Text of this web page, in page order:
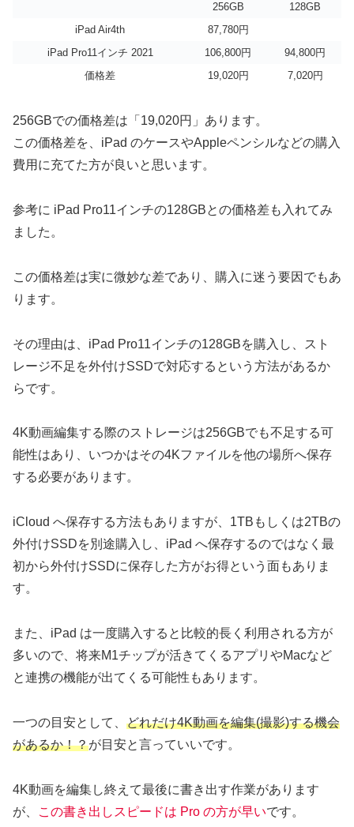
256GB
128GB
iPad Air4th
87,780円
iPad Pro11インチ 2021
106,800円
94,800円
価格差
19,020円 7,020円
256GBでの価格差は「19,020円」あります。
この価格差を、iPad のケースやAppleペンシルなどの購入
費用に充てた方が良いと思います。
参考に iPad Pro11インチの128GBとの価格差も入れてみ
ました。
この価格差は実に微妙な差であり、購入に迷う要因でもあ
ります。
その理由は、iPad Pro11インチの128GBを購入し、スト
レージ不足を外付けSSDで対応するという方法があるか
らです。
4K動画編集する際のストレージは256GBでも不足する可
能性はあり、いつかはその4Kファイルを他の場所へ保存
する必要があります。
iCloud へ保存する方法もありますが、1TBもしくは2TBの
外付けSSDを別途購入し、iPad へ保存するのではなく最
初から外付けSSDに保存した方がお得という面もありま
す。
また、iPad は一度購入すると比較的長く利用される方が
多いので、将来M1チップが活きてくるアプリやMacなど
と連携の機能が出てくる可能性もあります。
一つの目安として、 どれだけ4K動画を編集(撮影)する機会
があるか！？が目安と言っていいです。
4K動画を編集し終えて最後に書き出す作業があります
が、
この書き出しスピードは Pro の方が早いです。